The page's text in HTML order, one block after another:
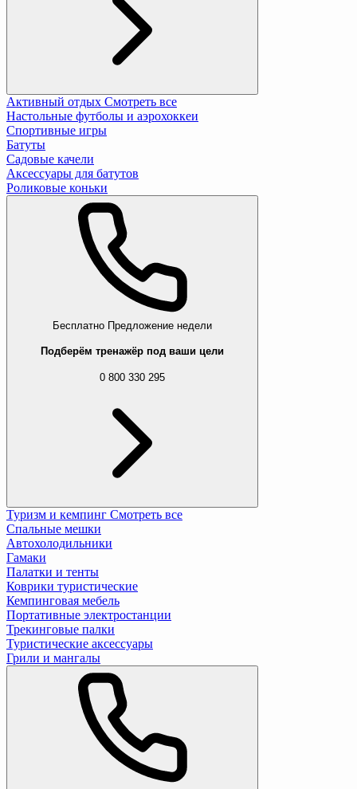
Активный отдых Смотреть все
Настольные футболы и аэрохоккеи
Спортивные игры
Батуты
Садовые качели
Аксессуары для батутов
Роликовые коньки
Бесплатно Предложение недели
Подберём тренажёр под ваши цели
0 800 330 295
Туризм и кемпинг Смотреть все
Спальные мешки
Автохолодильники
Гамаки
Палатки и тенты
Коврики туристические
Кемпинговая мебель
Портативные электростанции
Трекинговые палки
Туристические аксессуары
Грили и мангалы